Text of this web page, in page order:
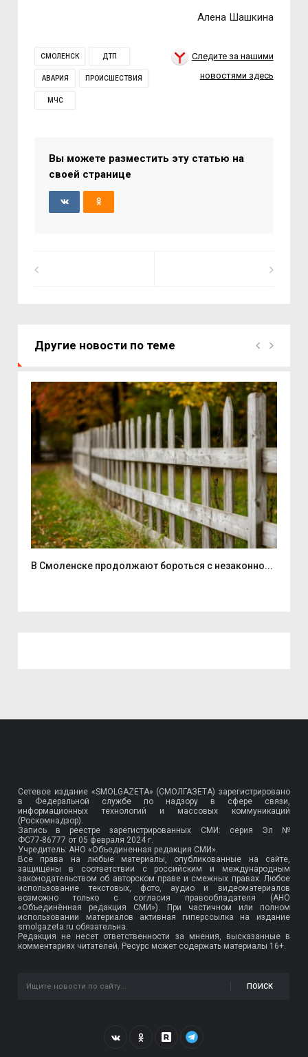
Алена Шашкина
СМОЛЕНСК ДТП
АВАРИЯ ПРОИСШЕСТВИЯ
МЧС
Следите за нашими
новостями здесь
Вы можете разместить эту статью на
своей странице
Другие новости по теме
В Смоленске продолжают бороться с незаконно...
Сетевое издание «SMOLGAZETA» (СМОЛГАЗЕТА) зарегистрировано
в Федеральной службе по надзору в сфере связи,
информационных технологий и массовых коммуникаций
(Роскомнадзор).
Запись в реестре зарегистрированных СМИ: серия Эл №
ФС77-86777 от 05 февраля 2024 г.
Учредитель: АНО «Объединенная редакция СМИ».
Все права на любые материалы, опубликованные на сайте,
защищены в соответствии с российским и международным
законодательством об авторском праве и смежных правах. Любое
использование текстовых, фото, аудио и видеоматериалов
возможно только с согласия правообладателя (АНО
«Объединённая редакция СМИ»). При частичном или полном
использовании материалов активная гиперссылка на издание
smolgazeta.ru обязательна.
Редакция не несет ответственности за мнения, высказанные в
комментариях читателей. Ресурс может содержать материалы 16+.
ПОИСК